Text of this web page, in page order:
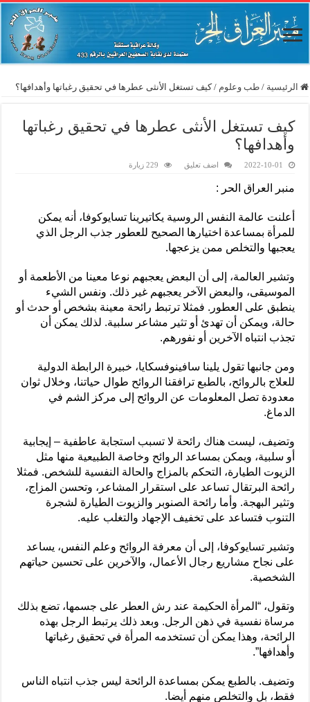
الرئيسية / طب وعلوم / كيف تستغل الأنثى عطرها في تحقيق رغباتها وأهدافها؟
كيف تستغل الأنثى عطرها في تحقيق رغباتها
وأهدافها؟
2022-10-01 اضف تعليق 229 زيارة
منبر العراق الحر :
أعلنت عالمة النفس الروسية يكاتيرينا تسايوكوفا، أنه يمكن
للمرأة بمساعدة اختيارها الصحيح للعطور جذب الرجل الذي
يعجبها والتخلص ممن يزعجها.
وتشير العالمة، إلى أن البعض يعجبهم نوعا معينا من الأطعمة أو
الموسيقى، والبعض الآخر يعجبهم غير ذلك. ونفس الشيء
ينطبق على العطور. فمثلا ترتبط رائحة معينة بشخص أو حدث أو
حالة، ويمكن أن تهدئ أو تثير مشاعر سلبية. لذلك يمكن أن
تجذب انتباه الآخرين أو نفورهم.
ومن جانبها تقول يلينا سافينوفسكايا، خبيرة الرابطة الدولية
للعلاج بالروائح، بالطبع ترافقنا الروائح طوال حياتنا، وخلال ثوان
معدودة تصل المعلومات عن الروائح إلى مركز الشم في
الدماغ.
وتضيف، ليست هناك رائحة لا تسبب استجابة عاطفية – إيجابية
أو سلبية، ويمكن بمساعد الروائح وخاصة الطبيعية منها مثل
الزيوت الطيارة، التحكم بالمزاج والحالة النفسية للشخص. فمثلا
رائحة البرتقال تساعد على استقرار المشاعر، وتحسن المزاج،
وتثير البهجة. وأما رائحة الصنوبر والزيوت الطيارة لشجرة
التنوب فتساعد على تخفيف الإجهاد والتغلب عليه.
وتشير تسايوكوفا، إلى أن معرفة الروائح وعلم النفس، يساعد
على نجاح مشاريع رجال الأعمال، والآخرين على تحسين حياتهم
الشخصية.
وتقول، “المرأة الحكيمة عند رش العطر على جسمها، تضع بذلك
مرساة نفسية في ذهن الرجل. وبعد ذلك يرتبط الرجل بهذه
الرائحة، وهذا يمكن أن تستخدمه المرأة في تحقيق رغباتها
وأهدافها”.
وتضيف. بالطبع يمكن بمساعدة الرائحة ليس جذب انتباه الناس
فقط، بل والتخلص منهم أيضا.